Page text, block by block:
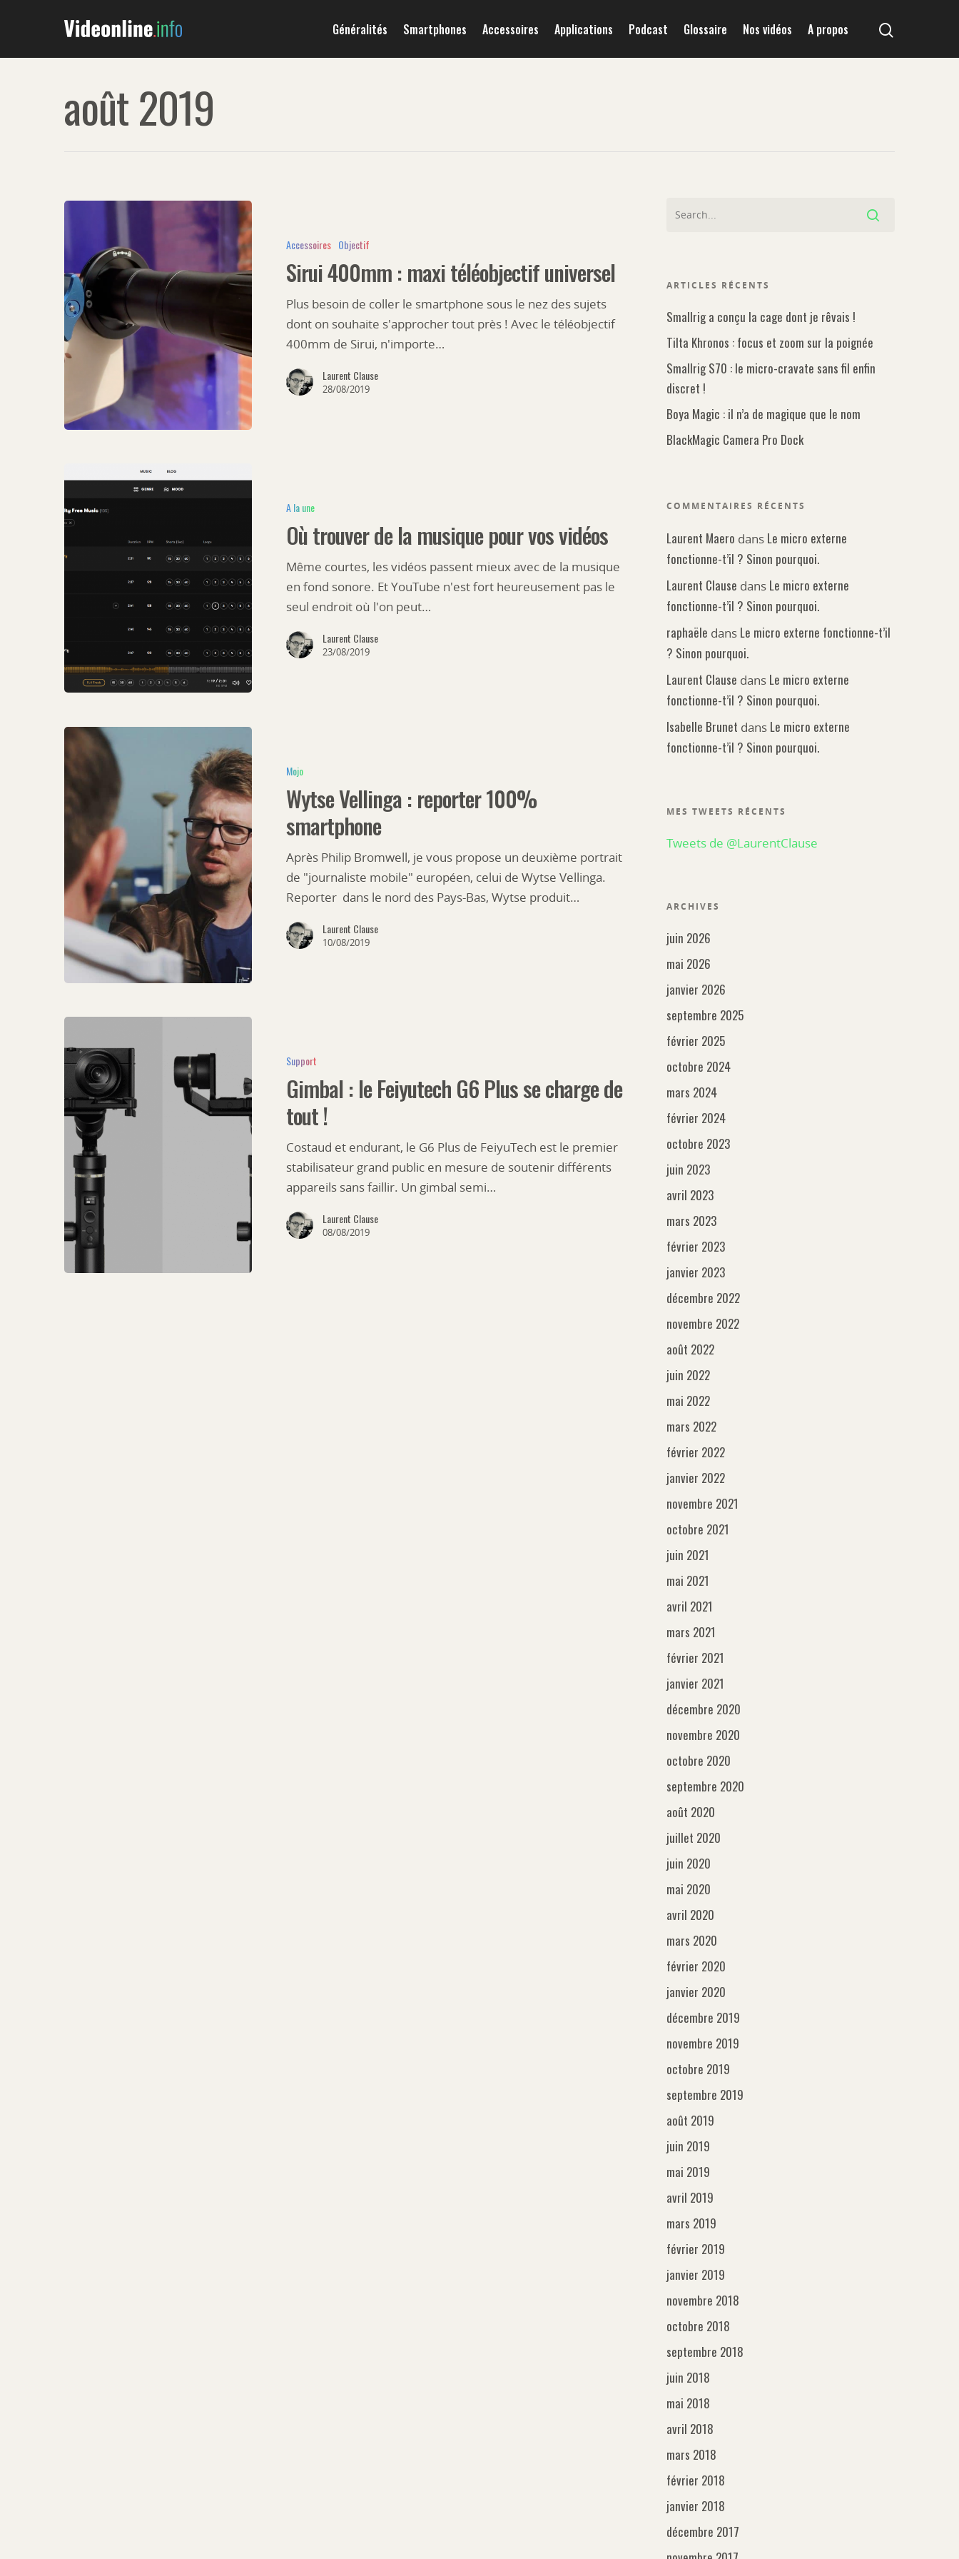
Hit enter to search or ESC to close
Généralités Smartphones Accessoires Applications Podcast Glossaire Nos vidéos A propos
août 2019
Accessoires Objectif
Sirui 400mm : maxi téléobjectif universel
Plus besoin de coller le smartphone sous le nez des sujets
dont on souhaite s'approcher tout près ! Avec le téléobjectif
400mm de Sirui, n'importe…
Laurent Clause
28/08/2019
A la une
Où trouver de la musique pour vos vidéos
Même courtes, les vidéos passent mieux avec de la musique
en fond sonore. Et YouTube n'est fort heureusement pas le
seul endroit où l'on peut…
Laurent Clause
23/08/2019
Mojo
Wytse Vellinga : reporter 100%
smartphone
Après Philip Bromwell, je vous propose un deuxième portrait
de "journaliste mobile" européen, celui de Wytse Vellinga.
Reporter dans le nord des Pays-Bas, Wytse produit…
Laurent Clause
10/08/2019
Support
Gimbal : le Feiyutech G6 Plus se charge de
tout !
Costaud et endurant, le G6 Plus de FeiyuTech est le premier
stabilisateur grand public en mesure de soutenir différents
appareils sans faillir. Un gimbal semi…
Laurent Clause
08/08/2019
ARTICLES RÉCENTS
Smallrig a conçu la cage dont je rêvais !
Tilta Khronos : focus et zoom sur la poignée
Smallrig S70 : le micro-cravate sans fil enfin
discret !
Boya Magic : il n’a de magique que le nom
BlackMagic Camera Pro Dock
COMMENTAIRES RÉCENTS
Laurent Maero dans Le micro externe
fonctionne-t’il ? Sinon pourquoi.
Laurent Clause dans Le micro externe
fonctionne-t’il ? Sinon pourquoi.
raphaële dans Le micro externe fonctionne-t’il
? Sinon pourquoi.
Laurent Clause dans Le micro externe
fonctionne-t’il ? Sinon pourquoi.
Isabelle Brunet dans Le micro externe
fonctionne-t’il ? Sinon pourquoi.
MES TWEETS RÉCENTS
Tweets de @LaurentClause
ARCHIVES
juin 2026
mai 2026
janvier 2026
septembre 2025
février 2025
octobre 2024
mars 2024
février 2024
octobre 2023
juin 2023
avril 2023
mars 2023
février 2023
janvier 2023
décembre 2022
novembre 2022
août 2022
juin 2022
mai 2022
mars 2022
février 2022
janvier 2022
novembre 2021
octobre 2021
juin 2021
mai 2021
avril 2021
mars 2021
février 2021
janvier 2021
décembre 2020
novembre 2020
octobre 2020
septembre 2020
août 2020
juillet 2020
juin 2020
mai 2020
avril 2020
mars 2020
février 2020
janvier 2020
décembre 2019
novembre 2019
octobre 2019
septembre 2019
août 2019
juin 2019
mai 2019
avril 2019
mars 2019
février 2019
janvier 2019
novembre 2018
octobre 2018
septembre 2018
juin 2018
mai 2018
avril 2018
mars 2018
février 2018
janvier 2018
décembre 2017